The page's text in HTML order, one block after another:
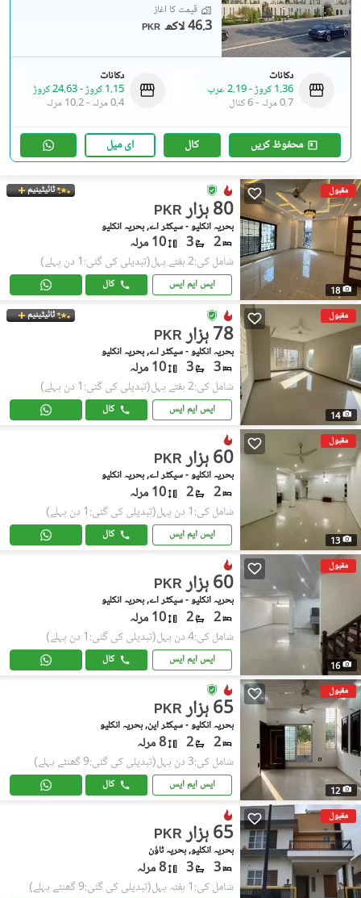
قیمت کا آغاز
PKR 46.3 لاکھ
دکانات
1.36 کروڑ
-2.19 عرب
0.7 مرلہ
-6 کنال
دکانات
1.15 کروڑ
-24.63 کروڑ
0.4 مرلہ
-10.2 مرلہ
محفوظ کریں کال ای میل
مقبول
18
ٹائیٹینیم
PKR 80 ہزار
بحریہ انکلیو - سیکٹر اے, بحریہ انکلیو
2
3 10 مرلہ
شامل کی:2 ہفتے پہل (تبدیلی کی گئی:1 دن پہلے)
ایس ایم ایس کال
مقبول
14
ٹائیٹینیم
PKR 78 ہزار
بحریہ انکلیو - سیکٹر اے, بحریہ انکلیو
3
3 10 مرلہ
شامل کی:2 ہفتے پہل (تبدیلی کی گئی:1 دن پہلے)
ایس ایم ایس کال
مقبول
13
PKR 60 ہزار
بحریہ انکلیو - سیکٹر اے, بحریہ انکلیو
2
2 10 مرلہ
شامل کی:1 دن پہل (تبدیلی کی گئی:1 دن پہلے)
ایس ایم ایس کال
مقبول
16
PKR 60 ہزار
بحریہ انکلیو - سیکٹر اے, بحریہ انکلیو
2
2 10 مرلہ
شامل کی:4 دن پہل (تبدیلی کی گئی:1 دن پہلے)
ایس ایم ایس کال
مقبول
12
PKR 65 ہزار
بحریہ انکلیو - سیکٹر این, بحریہ انکلیو
2
2 8 مرلہ
شامل کی:3 دن پہل (تبدیلی کی گئی:9 گھنٹے پہلے)
ایس ایم ایس کال
مقبول
PKR 65 ہزار
بحریہ انکلیو, بحریہ ٹاؤن
3
3 8 مرلہ
شامل کی:1 ہفتہ پہل (تبدیلی کی گئی:9 گھنٹے پہلے)